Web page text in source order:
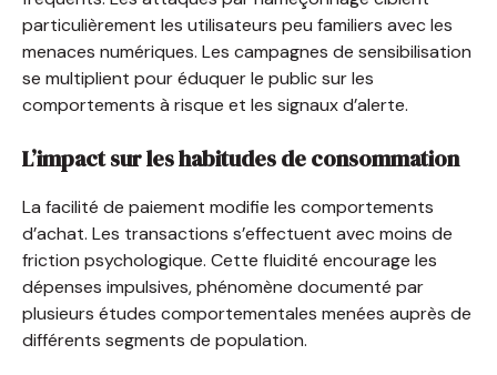
particulièrement les utilisateurs peu familiers avec les
menaces numériques. Les campagnes de sensibilisation
se multiplient pour éduquer le public sur les
comportements à risque et les signaux d’alerte.
L’impact sur les habitudes de consommation
La facilité de paiement modifie les comportements
d’achat. Les transactions s’effectuent avec moins de
friction psychologique. Cette fluidité encourage les
dépenses impulsives, phénomène documenté par
plusieurs études comportementales menées auprès de
différents segments de population.